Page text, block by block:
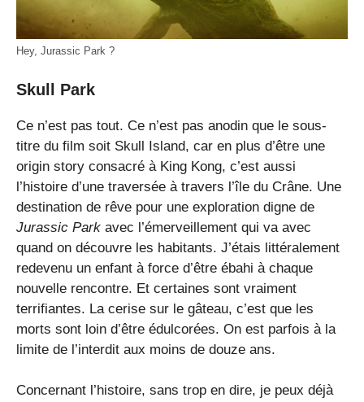
Hey, Jurassic Park ?
Skull Park
Ce n’est pas tout. Ce n’est pas anodin que le sous-
titre du film soit Skull Island, car en plus d’être une
origin story consacré à King Kong, c’est aussi
l’histoire d’une traversée à travers l’île du Crâne. Une
destination de rêve pour une exploration digne de
Jurassic Park avec l’émerveillement qui va avec
quand on découvre les habitants. J’étais littéralement
redevenu un enfant à force d’être ébahi à chaque
nouvelle rencontre. Et certaines sont vraiment
terrifiantes. La cerise sur le gâteau, c’est que les
morts sont loin d’être édulcorées. On est parfois à la
limite de l’interdit aux moins de douze ans.
Concernant l’histoire, sans trop en dire, je peux déjà